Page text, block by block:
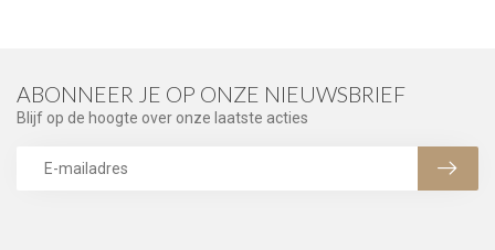
ABONNEER JE OP ONZE NIEUWSBRIEF
Blijf op de hoogte over onze laatste acties